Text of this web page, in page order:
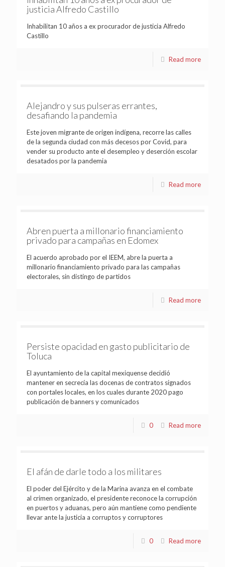
justicia Alfredo Castillo
Inhabilitan 10 años a ex procurador de justicia Alfredo
Castillo
Read more
Alejandro y sus pulseras errantes,
desafiando la pandemia
Este joven migrante de origen indígena, recorre las calles
de la segunda ciudad con más decesos por Covid, para
vender su producto ante el desempleo y deserción escolar
desatados por la pandemia
Read more
Abren puerta a millonario financiamiento
privado para campañas en Edomex
El acuerdo aprobado por el IEEM, abre la puerta a
millonario financiamiento privado para las campañas
electorales, sin distingo de partidos
Read more
Persiste opacidad en gasto publicitario de
Toluca
El ayuntamiento de la capital mexiquense decidió
mantener en secrecía las docenas de contratos signados
con portales locales, en los cuales durante 2020 pago
publicación de banners y comunicados
0 Read more
El afán de darle todo a los militares
El poder del Ejército y de la Marina avanza en el combate
al crimen organizado, el presidente reconoce la corrupción
en puertos y aduanas, pero aún mantiene como pendiente
llevar ante la justicia a corruptos y corruptores
0 Read more